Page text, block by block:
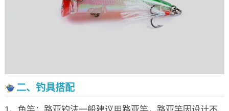
二、钓具搭配